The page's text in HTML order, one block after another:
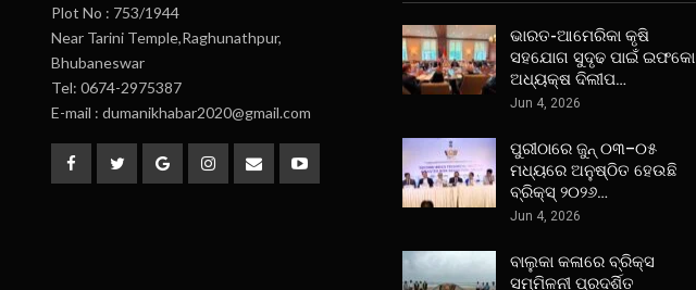
Plot No : 753/1944
Near Tarini Temple,Raghunathpur,
Bhubaneswar
Tel: 0674-2975387
E-mail : dumanikhabar2020@gmail.com
ଭାରତ-ଆମେରିକା କୃଷି
ସହଯୋଗ ସୁଦୃଢ ପାଇଁ ଇଫକୋ
ଅଧ୍ୟକ୍ଷ ଦିଲୀପ…
Jun 4, 2026
ପୁରୀଠାରେ ଜୁନ୍ ୦୩–୦୫
ମଧ୍ୟରେ ଅନୁଷ୍ଠିତ ହେଉଛି
ବ୍ରିକ୍ସ୍ ୨୦୨୬…
Jun 4, 2026
ବାଲୁକା କଳାରେ ବ୍ରିକ୍ସ
ସମ୍ମିଳନୀ ପ୍ରଦର୍ଶିତ